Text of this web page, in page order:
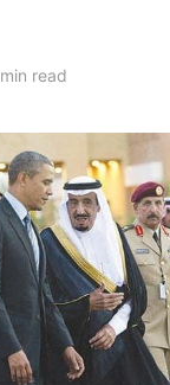
3 min read